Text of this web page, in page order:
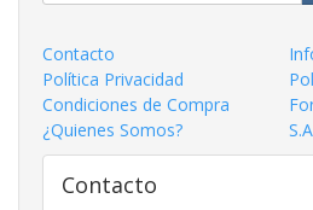
Contacto
Política Privacidad
Condiciones de Compra
¿Quienes Somos?
Contacto